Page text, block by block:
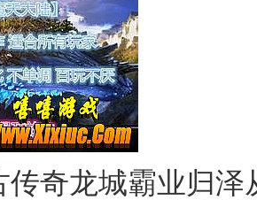
传奇龙城霸业归